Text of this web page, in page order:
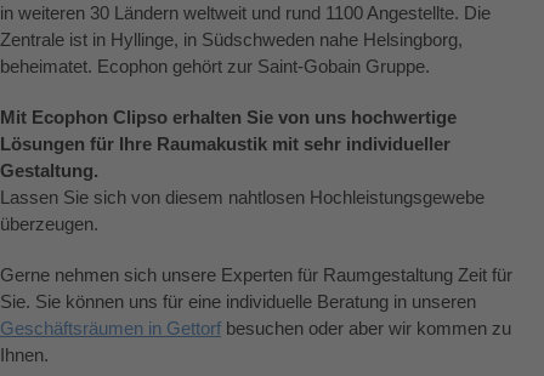
in weiteren 30 Ländern weltweit und rund 1100 Angestellte. Die
Zentrale ist in Hyllinge, in Südschweden nahe Helsingborg,
beheimatet. Ecophon gehört zur Saint-Gobain Gruppe.
Mit Ecophon Clipso erhalten Sie von uns hochwertige
Lösungen für Ihre Raumakustik mit sehr individueller
Gestaltung.
Lassen Sie sich von diesem nahtlosen Hochleistungsgewebe
überzeugen.
Gerne nehmen sich unsere Experten für Raumgestaltung Zeit für
Sie. Sie können uns für eine individuelle Beratung in unseren
Geschäftsräumen in Gettorf besuchen oder aber wir kommen zu
Ihnen.